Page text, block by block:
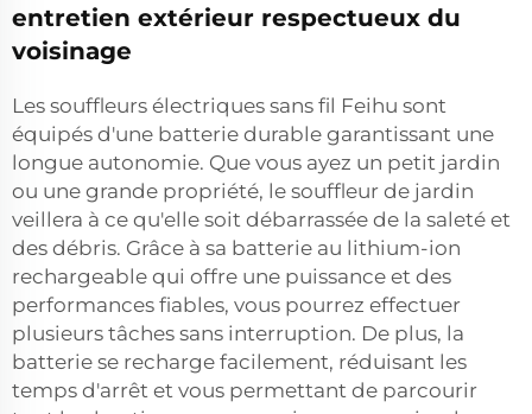
entretien extérieur respectueux du
voisinage
Les souffleurs électriques sans fil Feihu sont
équipés d'une batterie durable garantissant une
longue autonomie. Que vous ayez un petit jardin
ou une grande propriété, le souffleur de jardin
veillera à ce qu'elle soit débarrassée de la saleté et
des débris. Grâce à sa batterie au lithium-ion
rechargeable qui offre une puissance et des
performances fiables, vous pourrez effectuer
plusieurs tâches sans interruption. De plus, la
batterie se recharge facilement, réduisant les
temps d'arrêt et vous permettant de parcourir